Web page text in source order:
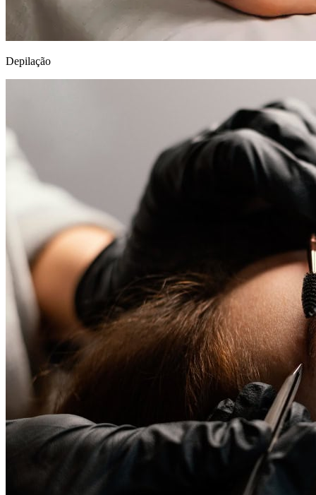
Depilação